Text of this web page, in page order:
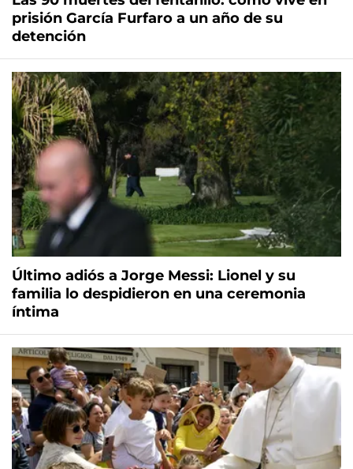
prisión García Furfaro a un año de su
detención
Último adiós a Jorge Messi: Lionel y su
familia lo despidieron en una ceremonia
íntima